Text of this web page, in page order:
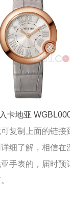
卡地亚
制上面的链接
细了解，相信在
手表的，届时预